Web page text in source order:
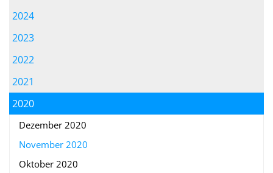
2024
2023
2022
2021
2020
Dezember 2020
November 2020
Oktober 2020